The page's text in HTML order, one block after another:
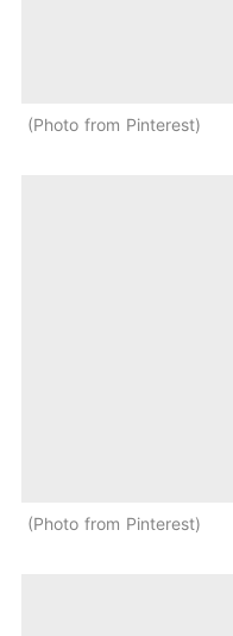
Photo from Pinterest
Photo from Pinterest